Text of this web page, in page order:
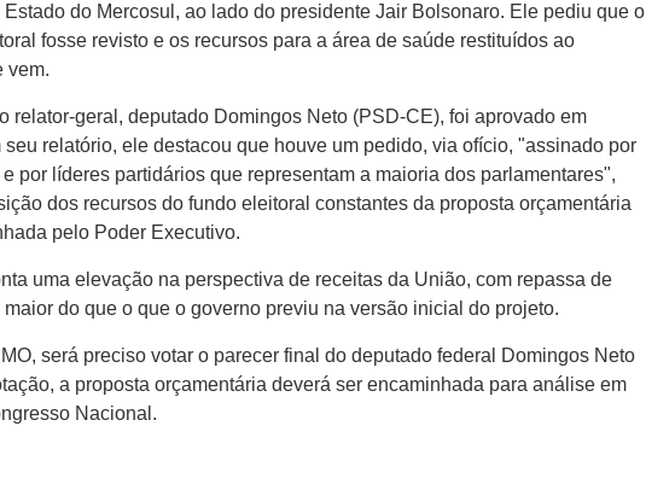
do Mercosul, ao lado do presidente Jair Bolsonaro. Ele pediu que o
fosse revisto e os recursos para a área de saúde restituídos ao
vem.
relator-geral, deputado Domingos Neto (PSD-CE), foi aprovado em
relatório, ele destacou que houve um pedido, via ofício, "assinado por
por líderes partidários que representam a maioria dos parlamentares",
dos recursos do fundo eleitoral constantes da proposta orçamentária
pelo Poder Executivo.
uma elevação na perspectiva de receitas da União, com repassa de
do que o que o governo previu na versão inicial do projeto.
será preciso votar o parecer final do deputado federal Domingos Neto
a proposta orçamentária deverá ser encaminhada para análise em
Nacional.